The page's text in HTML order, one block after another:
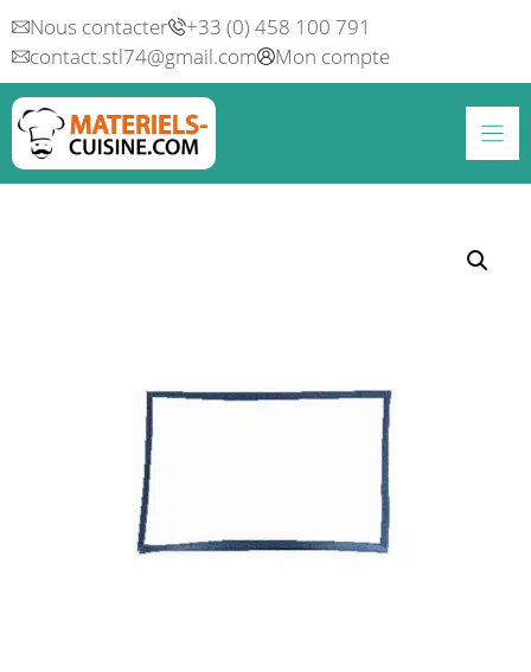
Aller
au
contenu
Nous contacter
+33 (0) 458 100 791
contact.stl74@gmail.com
Mon compte